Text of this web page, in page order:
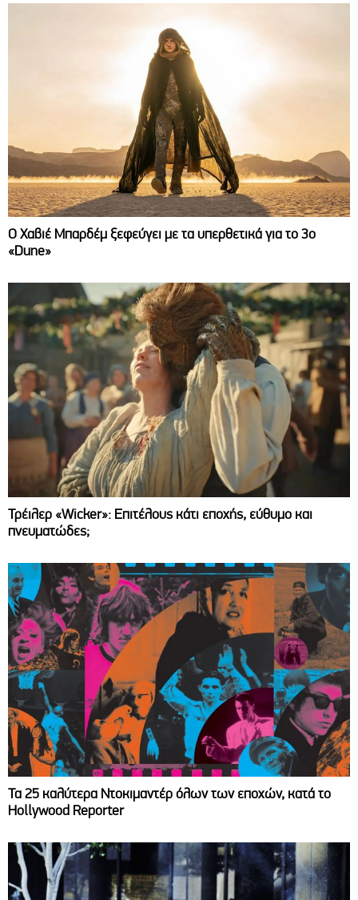
O Χαβιέ Μπαρδέμ ξεφεύγει με τα υπερθετικά για το 3ο
«Dune»
Τρέιλερ «Wicker»: Επιτέλους κάτι εποχής, εύθυμο και
πνευματώδες;
Τα 25 καλύτερα Ντοκιμαντέρ όλων των εποχών, κατά το
Hollywood Reporter